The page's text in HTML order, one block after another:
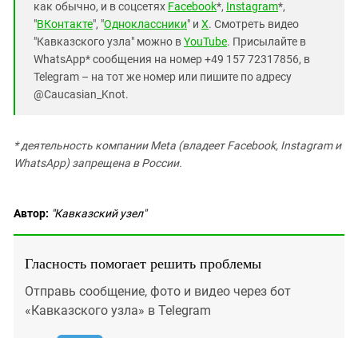
как обычно, и в соцсетях Facebook*, Instagram*,
"ВКонтакте", "Одноклассники" и X. Смотреть видео
"Кавказского узла" можно вYouTube. Присылайте в
WhatsApp* сообщения на номер +49 157 72317856, в
Telegram – на тот же номер или пишите по адресу
@Caucasian_Knot.
* деятельность компании Meta (владеет Facebook, Instagram и
WhatsApp) запрещена в России.
Автор: "Кавказский узел"
Гласность помогает решить проблемы
Отправь сообщение, фото и видео через бот
«Кавказского узла» в Telegram